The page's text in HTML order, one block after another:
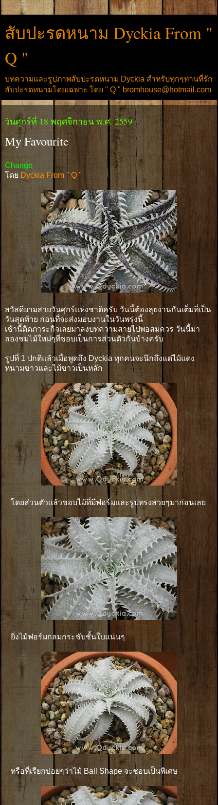
สับปะรดหนาม Dyckia From "
Q "
บทความและรูปภาพสับปะรดหนาม Dyckia สำหรับทุกๆท่านที่รัก
สับปะรดหนามโดยเฉพาะ โดย " Q " bromhouse@hotmail.com
วันศุกร์ที่ 18 พฤศจิกายน พ.ศ. 2559
My Favourite
Change
โดย Dyckia From " Q "
สวัสดียามสายวันศุกร์เเห่งชาติครับ วันนี้ต้องลุยงานกันเต็มที่เป็น
วันสุดท้าย ก่อนที่จะส่งมอบงานในวันพรุ่งนี้
เช้านี้ติดภาระกิจเลยมาลงบทความสายไปพอสมควร วันนี้มา
ลองชมไม้ใหม่ๆที่ชอบเป็นการส่วนตัวกันบ้างครับ
รูปที่ 1 ปกติแล้วเมื่อพูดถึง Dyckia ทุกคนจะนึกถึงแต่ไม้แดง
หนามขาวและไม้ขาวเป็นหลัก
โดยส่วนตัวเเล้วชอบไม้ที่มีฟอร์มเเละรูปทรงสวยๆมาก่อนเลย
ยิ่งไม้ฟอร์มกลมกระชับชั้นใบแน่นๆ
หรือที่เรียกบ่อยๆว่าไม้ Ball Shape จะชอบเป็นพิเศษ